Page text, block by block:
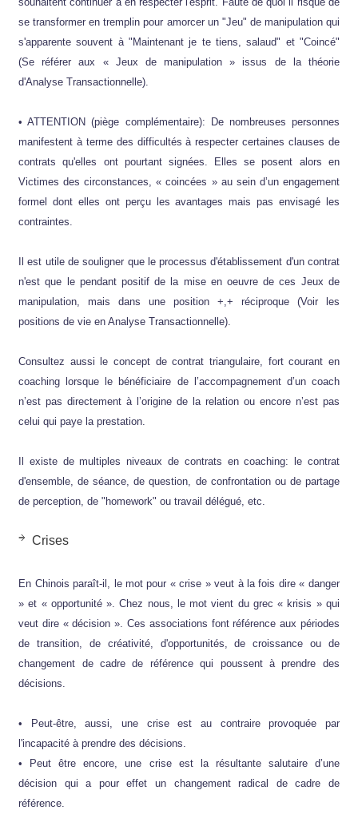
se transformer en tremplin pour amorcer un "Jeu" de manipulation qui
s'apparente souvent à "Maintenant je te tiens, salaud" et "Coincé"
(Se référer aux « Jeux de manipulation » issus de la théorie
d'Analyse Transactionnelle).
• ATTENTION (piège complémentaire): De nombreuses personnes
manifestent à terme des difficultés à respecter certaines clauses de
contrats qu'elles ont pourtant signées. Elles se posent alors en
Victimes des circonstances, « coincées » au sein d’un engagement
formel dont elles ont perçu les avantages mais pas envisagé les
contraintes.
Il est utile de souligner que le processus d'établissement d'un contrat
n'est que le pendant positif de la mise en oeuvre de ces Jeux de
manipulation, mais dans une position +,+ réciproque (Voir les
positions de vie en Analyse Transactionnelle).
Consultez aussi le concept de contrat triangulaire, fort courant en
coaching lorsque le bénéficiaire de l’accompagnement d’un coach
n’est pas directement à l’origine de la relation ou encore n’est pas
celui qui paye la prestation.
Il existe de multiples niveaux de contrats en coaching: le contrat
d'ensemble, de séance, de question, de confrontation ou de partage
de perception, de "homework" ou travail délégué, etc.
Crises
En Chinois paraît-il, le mot pour « crise » veut à la fois dire « danger
» et « opportunité ». Chez nous, le mot vient du grec « krisis » qui
veut dire « décision ». Ces associations font référence aux périodes
de transition, de créativité, d'opportunités, de croissance ou de
changement de cadre de référence qui poussent à prendre des
décisions.
• Peut-être, aussi, une crise est au contraire provoquée par
l'incapacité à prendre des décisions.
• Peut être encore, une crise est la résultante salutaire d’une
décision qui a pour effet un changement radical de cadre de
référence.